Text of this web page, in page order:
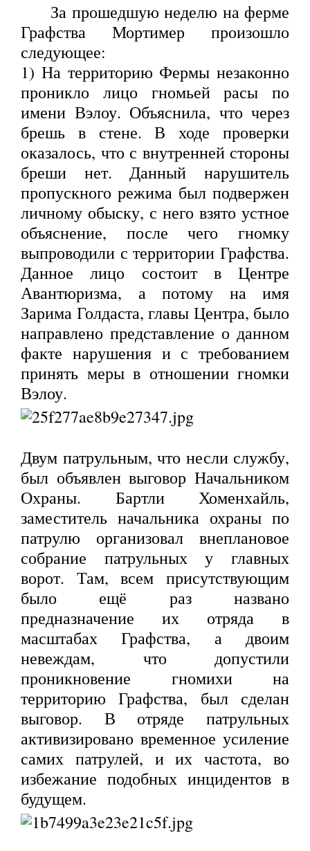
За прошедшую неделю на ферме
Графства Мортимер произошло
следующее:
1) На территорию Фермы незаконно
проникло лицо гномьей расы по
имени Вэлоу. Объяснила, что через
брешь в стене. В ходе проверки
оказалось, что с внутренней стороны
бреши нет. Данный нарушитель
пропускного режима был подвержен
личному обыску, с него взято устное
объяснение, после чего гномку
выпроводили с территории Графства.
Данное лицо состоит в Центре
Авантюризма, а потому на имя
Зарима Голдаста, главы Центра, было
направлено представление о данном
факте нарушения и с требованием
принять меры в отношении гномки
Вэлоу.
Двум патрульным, что несли службу,
был объявлен выговор Начальником
Охраны. Бартли Хоменхайль,
заместитель начальника охраны по
патрулю организовал внеплановое
собрание патрульных у главных
ворот. Там, всем присутствующим
было ещё раз названо
предназначение их отряда в
масштабах Графства, а двоим
невеждам, что допустили
проникновение гномихи на
территорию Графства, был сделан
выговор. В отряде патрульных
активизировано временное усиление
самих патрулей, и их частота, во
избежание подобных инцидентов в
будущем.